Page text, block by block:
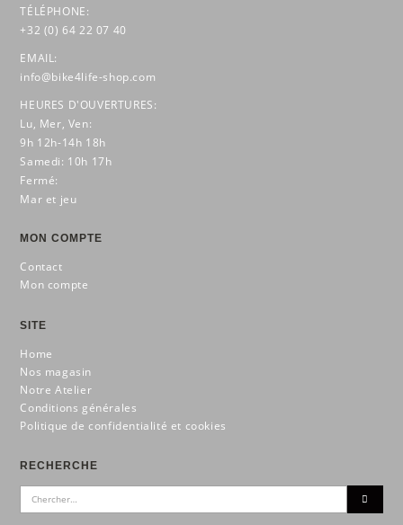
TÉLÉPHONE:
+32 (0) 64 22 07 40
EMAIL:
info@bike4life-shop.com
HEURES D'OUVERTURES:
Lu, Mer, Ven:
9h 12h-14h 18h
Samedi: 10h 17h
Fermé:
Mar et jeu
MON COMPTE
Contact
Mon compte
SITE
Home
Nos magasin
Notre Atelier
Conditions générales
Politique de confidentialité et cookies
RECHERCHE